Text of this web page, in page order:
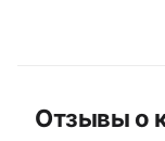
Отзывы о